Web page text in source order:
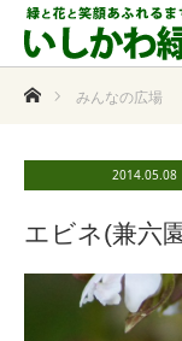
ホームみんなの広場
2014.05.08
エビネ(兼六